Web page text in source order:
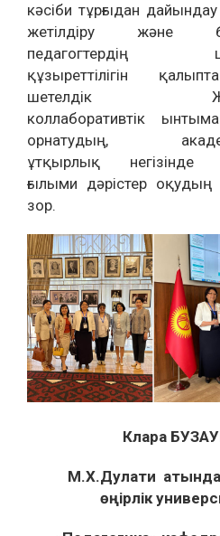
кәсіби тұрғыдан
жетілдіру және
педагогтердің
құзыреттілігін
шетелдік
коллаборативтік
орнатудың,
ұтқырлық негізінде
ғылыми дәрістер
зор.
Клара
М.Х.Дулати
өңірлік